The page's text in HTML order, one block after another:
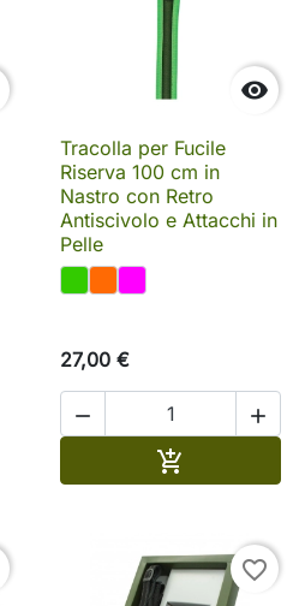

Tracolla per Fucile
Riserva 100 cm in
Nastro con Retro
Antiscivolo e Attacchi in
Pelle
27,00 €
 

favorite_border